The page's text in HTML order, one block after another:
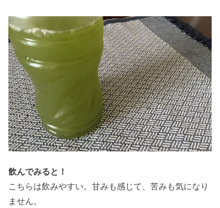
飲んでみると！
こちらは飲みやすい。甘みも感じて、苦みも気になり
ません。